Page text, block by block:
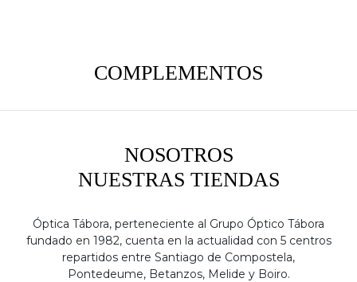
COMPLEMENTOS
NOSOTROS
NUESTRAS TIENDAS
Óptica Tábora, perteneciente al Grupo Óptico Tábora
fundado en 1982, cuenta en la actualidad con 5 centros
repartidos entre Santiago de Compostela,
Pontedeume, Betanzos, Melide y Boiro.